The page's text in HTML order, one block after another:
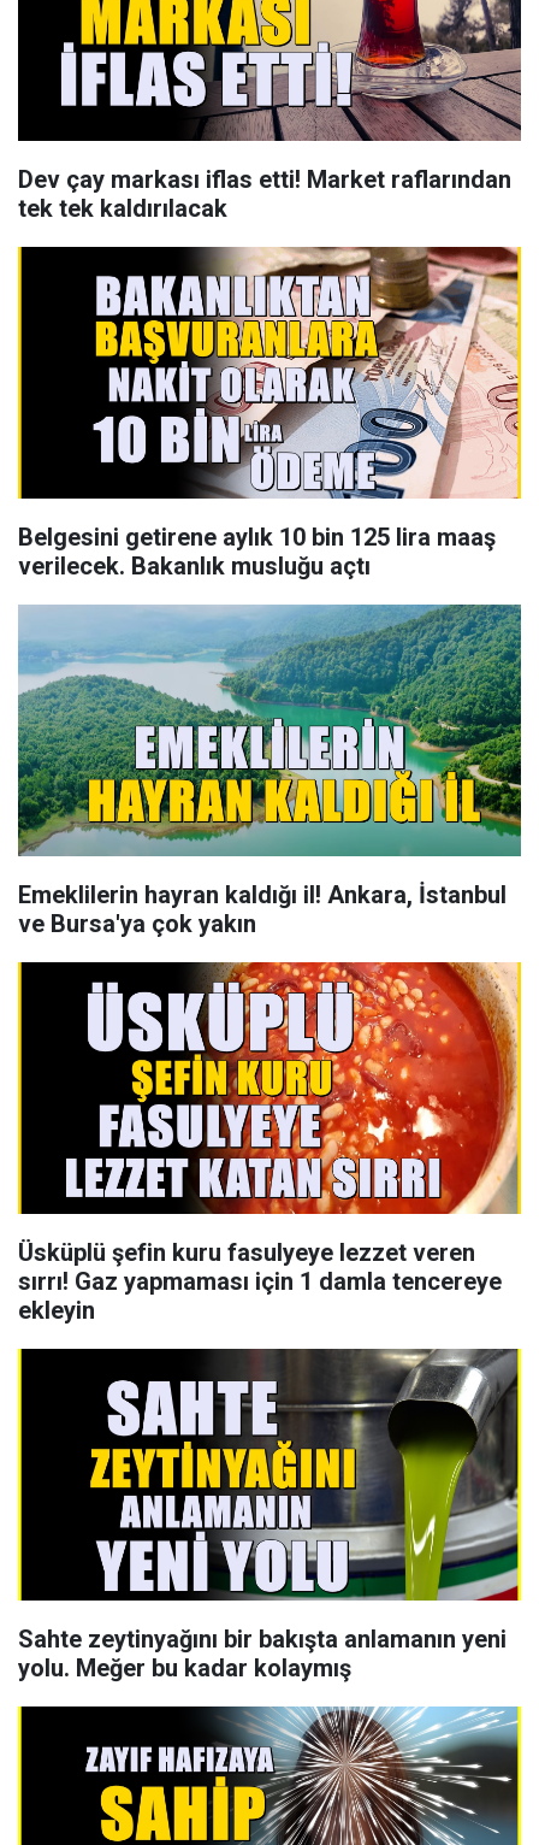
Dev çay markası iflas etti! Market raflarından
tek tek kaldırılacak
Belgesini getirene aylık 10 bin 125 lira maaş
verilecek. Bakanlık musluğu açtı
Emeklilerin hayran kaldığı il! Ankara, İstanbul
ve Bursa'ya çok yakın
Üsküplü şefin kuru fasulyeye lezzet veren
sırrı! Gaz yapmaması için 1 damla tencereye
ekleyin
Sahte zeytinyağını bir bakışta anlamanın yeni
yolu. Meğer bu kadar kolaymış